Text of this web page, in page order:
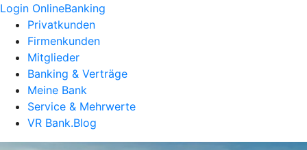
Login OnlineBanking
Privatkunden
Firmenkunden
Mitglieder
Banking & Verträge
Meine Bank
Service & Mehrwerte
VR Bank.Blog